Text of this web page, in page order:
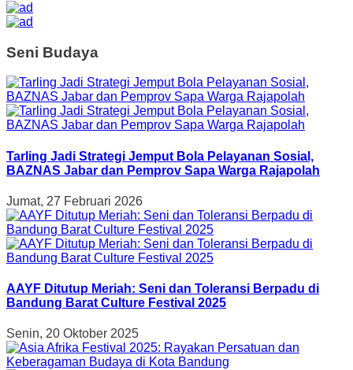
Seni Budaya
Tarling Jadi Strategi Jemput Bola Pelayanan Sosial,
BAZNAS Jabar dan Pemprov Sapa Warga Rajapolah
Jumat, 27 Februari 2026
AAYF Ditutup Meriah: Seni dan Toleransi Berpadu di
Bandung Barat Culture Festival 2025
Senin, 20 Oktober 2025